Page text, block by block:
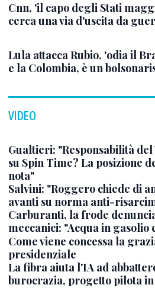
Cnn, 'il capo degli Stati
cerca una via d'uscita da
Lula attacca Rubio, 'odia il
e la Colombia, è un
VIDEO
Gualtieri: "Responsabilità
su Spin Time? La posizione
nota"
Salvini: "Roggero chiede di
avanti su norma anti-
Carburanti, la frode
meccanici: "Acqua in gasolio
Come viene concessa la
presidenziale
La fibra aiuta l'IA ad
burocrazia, progetto pilota in